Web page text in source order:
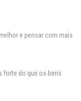
e pensar com mais
forte do que os bens